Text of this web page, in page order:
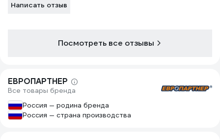
Написать отзыв
Посмотреть все отзывы
ЕВРОПАРТНЕР
Все товары бренда
Россия — родина бренда
Россия — страна производства